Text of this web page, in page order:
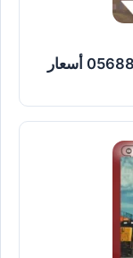
شركة شحن من جدة إلى تركيا 0568829975 أسعار